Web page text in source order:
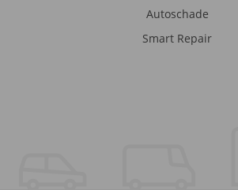
Autoschade
Smart Repair